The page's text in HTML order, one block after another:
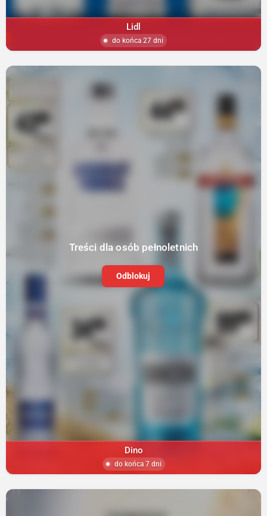
Lidl
do końca 27 dni
Treści dla osób pełnoletnich
Odblokuj
Dino
do końca 7 dni